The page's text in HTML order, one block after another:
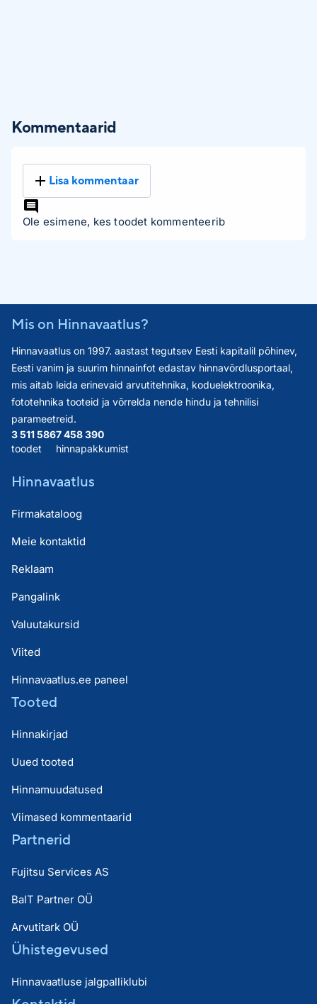
Kommentaarid
Lisa kommentaar
Ole esimene, kes toodet kommenteerib
Mis on Hinnavaatlus?
Hinnavaatlus on 1997. aastast tegutsev Eesti kapitalil põhinev,
Eesti vanim ja suurim hinnainfot edastav hinnavõrdlusportaal,
mis aitab leida erinevaid arvutitehnika, koduelektroonika,
fototehnika tooteid ja võrrelda nende hindu ja tehnilisi
parameetreid.
3 511 586
toodet
7 458 390
hinnapakkumist
Hinnavaatlus
Firmakataloog
Meie kontaktid
Reklaam
Pangalink
Valuutakursid
Viited
Hinnavaatlus.ee paneel
Tooted
Hinnakirjad
Uued tooted
Hinnamuudatused
Viimased kommentaarid
Partnerid
Fujitsu Services AS
BaIT Partner OÜ
Arvutitark OÜ
Ühistegevused
Hinnavaatluse jalgpalliklubi